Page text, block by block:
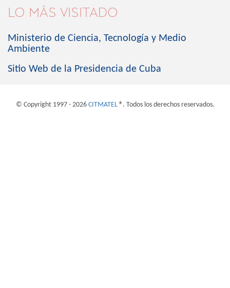
LO MÁS VISITADO
Ministerio de Ciencia, Tecnología y Medio
Ambiente
Sitio Web de la Presidencia de Cuba
© Copyright 1997 - 2026 CITMATEL®. Todos los derechos reservados.